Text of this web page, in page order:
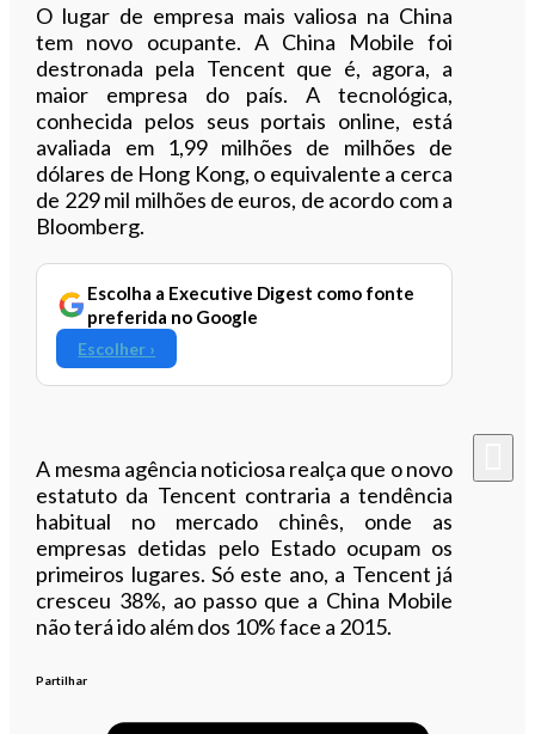
O lugar de empresa mais valiosa na China
tem novo ocupante. A China Mobile foi
destronada pela Tencent que é, agora, a
maior empresa do país. A tecnológica,
conhecida pelos seus portais online, está
avaliada em 1,99 milhões de milhões de
dólares de Hong Kong, o equivalente a cerca
de 229 mil milhões de euros, de acordo com a
Bloomberg.
Escolha a Executive Digest como fonte
preferida no Google
Escolher ›
A mesma agência noticiosa realça que o novo
estatuto da Tencent contraria a tendência
habitual no mercado chinês, onde as
empresas detidas pelo Estado ocupam os
primeiros lugares. Só este ano, a Tencent já
cresceu 38%, ao passo que a China Mobile
não terá ido além dos 10% face a 2015.
Partilhar